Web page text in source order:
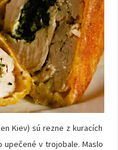
Kiev) sú rezne z kuracích
upečené v trojobale. Maslo